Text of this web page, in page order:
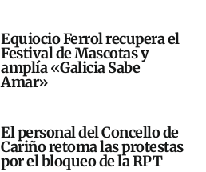
Equiocio Ferrol recupera el
Festival de Mascotas y
amplía «Galicia Sabe
Amar»
El personal del Concello de
Cariño retoma las protestas
por el bloqueo de la RPT